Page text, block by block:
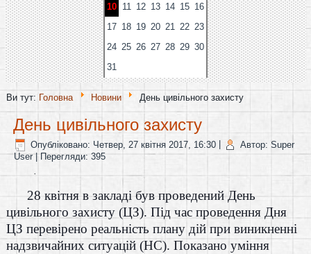
10 11 12 13 14 15 16
17 18 19 20 21 22 23
24 25 26 27 28 29 30
31
Ви тут: Головна Новини День цивільного захисту
День цивільного захисту
Опубліковано: Четвер, 27 квітня 2017, 16:30
Автор: Super
User| Перегляди: 395
.
28 квітня в закладі був проведений День
цивільного захисту (ЦЗ). Під час проведення Дня
ЦЗ перевірено реальність плану дій при виникненні
надзвичайних ситуацій (НС). Показано уміння